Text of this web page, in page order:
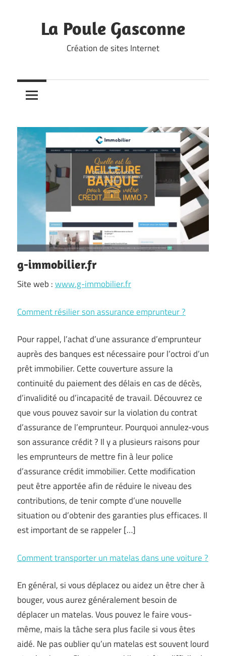
contentLa Poule Gasconne
Création de sites Internet
g-immobilier.fr
Site web :www.g-immobilier.fr
Comment résilier son assurance emprunteur ?
Pour rappel, l’achat d’une assurance d’emprunteur
auprès des banques est nécessaire pour l’octroi d’un
prêt immobilier. Cette couverture assure la
continuité du paiement des délais en cas de décès,
d’invalidité ou d’incapacité de travail. Découvrez ce
que vous pouvez savoir sur la violation du contrat
d’assurance de l’emprunteur. Pourquoi annulez-vous
son assurance crédit ? Il y a plusieurs raisons pour
les emprunteurs de mettre fin à leur police
d’assurance crédit immobilier. Cette modification
peut être apportée afin de réduire le niveau des
contributions, de tenir compte d’une nouvelle
situation ou d’obtenir des garanties plus efficaces. Il
est important de se rappeler […]
Comment transporter un matelas dans une voiture ?
En général, si vous déplacez ou aidez un être cher à
bouger, vous aurez généralement besoin de
déplacer un matelas. Vous pouvez le faire vous-
même, mais la tâche sera plus facile si vous êtes
aidé. Ne pas oublier qu’un matelas est souvent lourd